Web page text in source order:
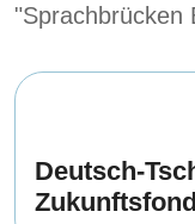
"Sprachbrücken
Deutsch-